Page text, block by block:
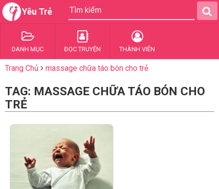
Yêu Trẻ
DANH MỤC ĐỌC TRUYỆN THÀNH VIÊN
Trang Chủ massage chữa táo bón cho trẻ
TAG: MASSAGE CHỮA TÁO BÓN CHO
TRẺ